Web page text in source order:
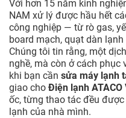
Với hơn 15 năm kinh
NAM xử lý được hầu hết
công nghiệp — từ rò gas,
board mạch, quạt dàn lạnh
Chúng tôi tin rằng, một
nghề, mà còn ở cách phục
khi bạn cần sửa máy lạnh
giao choĐiện lạnh ATACO
ốc, từng thao tác đều
lạnh của nhà mình.